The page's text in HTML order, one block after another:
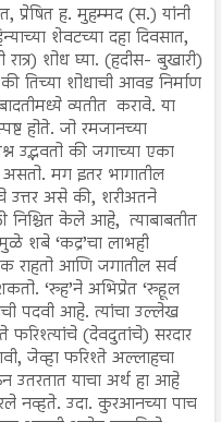
प्रेषित ह. मुहम्मद (स.) यांनी
शेवटच्या दहा दिवसात,
शोध घ्या. (हदीस- बुखारी)
की तिच्या शोधाची आवड निर्माण
व्यतीत करावे. या
होते. जो रमजानच्या
उद्भवतो की जगाच्या एका
असतो. मग इतर भागातील
उत्तर असे की, शरीअतने
निश्चित केले आहे, त्याबाबतीत
शबे ‘कद्र’चा लाभही
राहतो आणि जगातील सर्व
‘रुह’ने अभिप्रेत ‘रुहूल
पदवी आहे. त्यांचा उल्लेख
(देवदुतांचे) सरदार
जेव्हा फरिश्ते अल्लाहचा
उतरतात याचा अर्थ हा आहे
नव्हते. उदा. कुरआनच्या पाच